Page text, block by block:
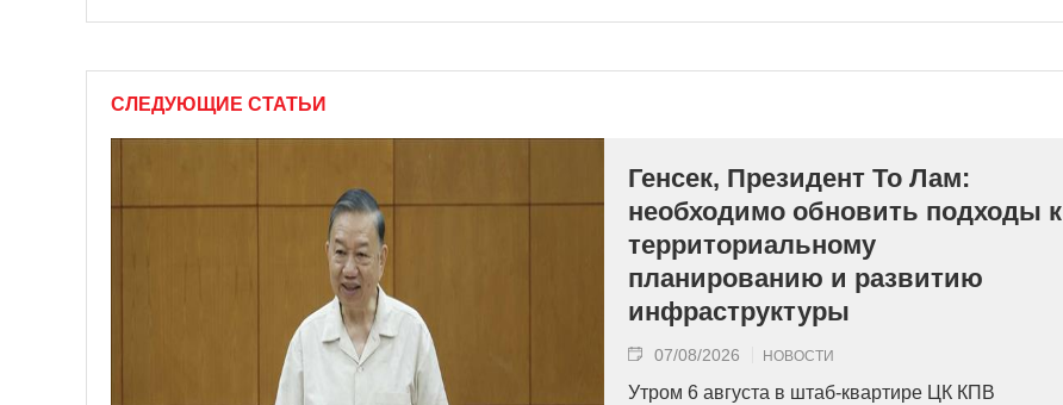
СЛЕДУЮЩИЕ СТАТЬИ
Генсек, Президент То Лам:
необходимо обновить подходы к
территориальному
планированию и развитию
инфраструктуры
07/08/2026 НОВОСТИ
Утром 6 августа в штаб-квартире ЦК КПВ